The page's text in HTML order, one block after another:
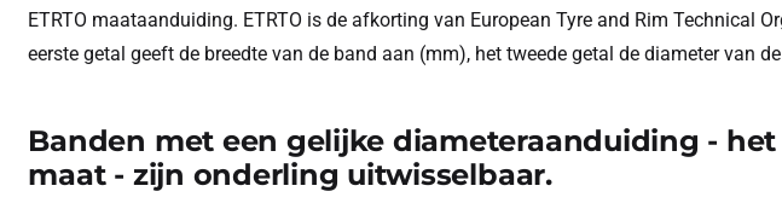
ETRTO maataanduiding. ETRTO is de afkorting van European Tyre and Rim Technical
eerste getal geeft de breedte van de band aan (mm), het tweede getal de diameter van
Banden met een gelijke diameteraanduiding - het
maat - zijn onderling uitwisselbaar.